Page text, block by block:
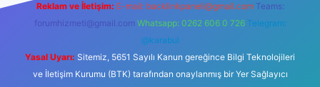
Reklam ve İletişim: E-mail: backlinkpaneli@gmail.com Teams:
forumhizmeti@gmail.com Whatsapp: 0262 606 0 726 Telegram:
@karabul
Yasal Uyarı: Sitemiz, 5651 Sayılı Kanun gereğince Bilgi Teknolojileri
ve İletişim Kurumu (BTK) tarafından onaylanmış bir Yer Sağlayıcı